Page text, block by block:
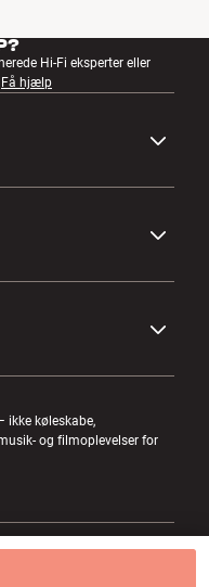
Hi-Fi eksperter eller
Få hjælp
ikke køleskabe,
og filmoplevelser for